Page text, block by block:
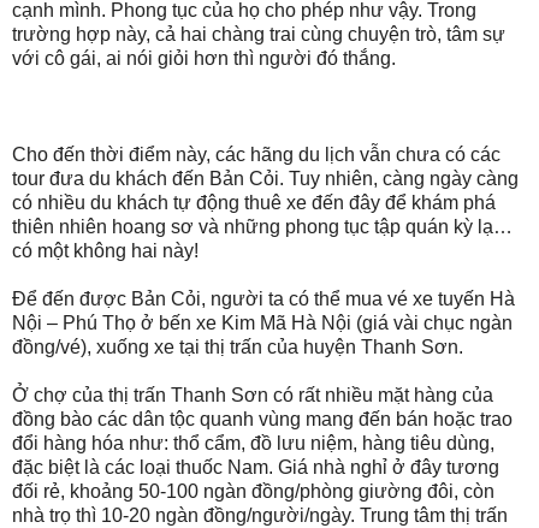
cạnh mình. Phong tục của họ cho phép như vậy. Trong
trường hợp này, cả hai chàng trai cùng chuyện trò, tâm sự
với cô gái, ai nói giỏi hơn thì người đó thắng.
Cho đến thời điểm này, các hãng du lịch vẫn chưa có các
tour đưa du khách đến Bản Cỏi. Tuy nhiên, càng ngày càng
có nhiều du khách tự động thuê xe đến đây để khám phá
thiên nhiên hoang sơ và những phong tục tập quán kỳ lạ…
có một không hai này!
Để đến được Bản Cỏi, người ta có thể mua vé xe tuyến Hà
Nội – Phú Thọ ở bến xe Kim Mã Hà Nội (giá vài chục ngàn
đồng/vé), xuống xe tại thị trấn của huyện Thanh Sơn.
Ở chợ của thị trấn Thanh Sơn có rất nhiều mặt hàng của
đồng bào các dân tộc quanh vùng mang đến bán hoặc trao
đổi hàng hóa như: thổ cẩm, đồ lưu niệm, hàng tiêu dùng,
đặc biệt là các loại thuốc Nam. Giá nhà nghỉ ở đây tương
đối rẻ, khoảng 50-100 ngàn đồng/phòng giường đôi, còn
nhà trọ thì 10-20 ngàn đồng/người/ngày. Trung tâm thị trấn